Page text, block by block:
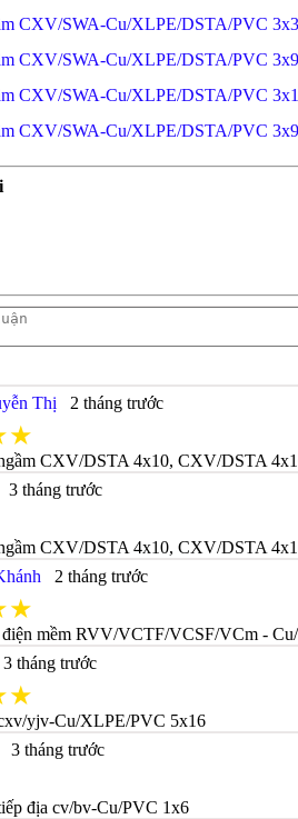
CXV/SWA-Cu/XLPE/DSTA/PVC
CXV/SWA-Cu/XLPE/DSTA/PVC
CXV/SWA-Cu/XLPE/DSTA/PVC
CXV/SWA-Cu/XLPE/DSTA/PVC
Thị 2 tháng trước
CXV/DSTA 4x10, CXV/DSTA
3 tháng trước
CXV/DSTA 4x10, CXV/DSTA
2 tháng trước
mềm RVV/VCTF/VCSF/VCm -
3 tháng trước
yjv-Cu/XLPE/PVC 5x16
3 tháng trước
địa cv/bv-Cu/PVC 1x6